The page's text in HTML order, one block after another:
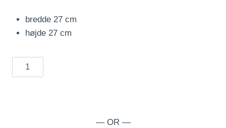
bredde 27 cm
højde 27 cm
"Krans"
–
— OR —